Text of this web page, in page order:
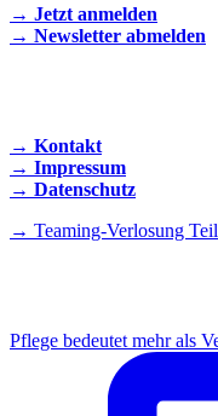
→ Jetzt anmelden
→ Newsletter abmelden
→ Kontakt
→ Impressum
→ Datenschutz
→ Teaming-Verlosung
Pflege bedeutet mehr als